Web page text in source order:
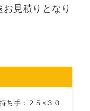
見積りとなり
ち手：２５×３０